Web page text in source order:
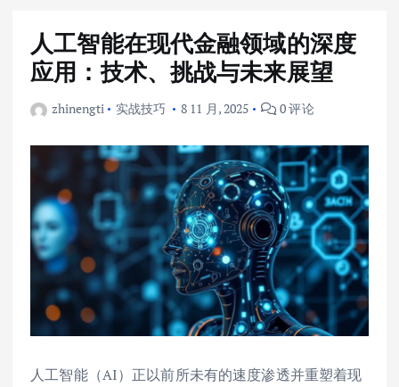
人工智能在现代金融领域的深度
应用：技术、挑战与未来展望
zhinengti 实战技巧 8 11 月, 2025 0 评论
人工智能（AI）正以前所未有的速度渗透并重塑着现